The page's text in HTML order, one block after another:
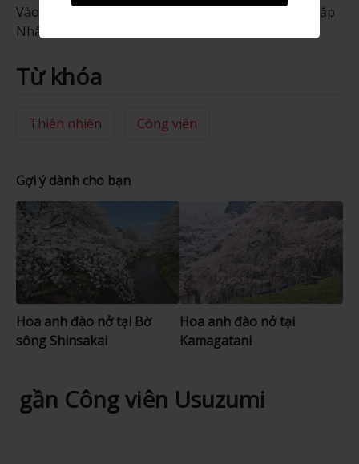
Vào mùa hoa, công viên đón rất nhiều người từ khắp
Nhật Bản đến xem Neodani Usuzumi-Zakura.
Từ khóa
Thiên nhiên Công viên
Gợi ý dành cho bạn
Hoa anh đào nở tại Bờ
sông Shinsakai
Hoa anh đào nở tại
Kamagatani
gần Công viên Usuzumi